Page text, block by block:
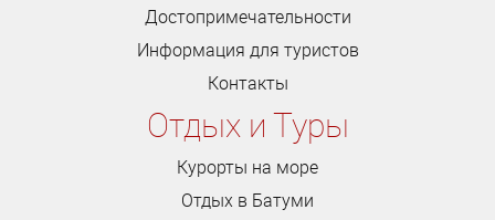
Достопримечательности
Информация для туристов
Контакты
Отдых и Туры
Курорты на море
Отдых в Батуми